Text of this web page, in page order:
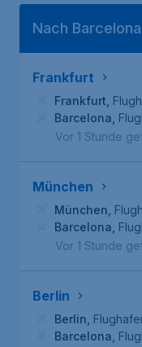
Nach
Frankfurt
Frankfurt
Barcelona
Vor 1 Stunde
München
München
Barcelona
Vor 1 Stunde
Berlin
Berlin
Barcelona